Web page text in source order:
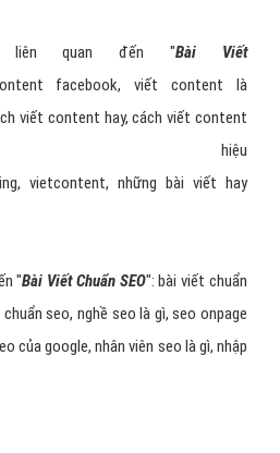
quan đến "Bài Viết
facebook, viết content là
viết content hay, cách viết content
hiệu
vietcontent, những bài viết hay
"Bài Viết Chuẩn SEO": bài viết chuẩn
seo, nghề seo là gì, seo onpage
của google, nhân viên seo là gì, nhập